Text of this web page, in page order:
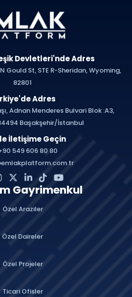
Devletleri'nde Adres
Gould St, STE R-Sheridan, Wyoming,
82801
Adres
Adnan Menderes Bulvari Blok :A3,
Başakşehir/İstanbul
İletişime Geçin
549 606 80 80
Gayrimenkul
Özel Araziler
Özel Daireler
Özel Projeler
Ticari Ofisler